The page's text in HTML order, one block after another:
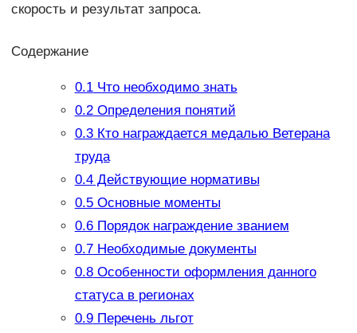
скорость и результат запроса.
Содержание
0.1Что необходимо знать
0.2Определения понятий
0.3Кто награждается медалью Ветерана
труда
0.4Действующие нормативы
0.5Основные моменты
0.6Порядок награждение званием
0.7Необходимые документы
0.8Особенности оформления данного
статуса в регионах
0.9Перечень льгот